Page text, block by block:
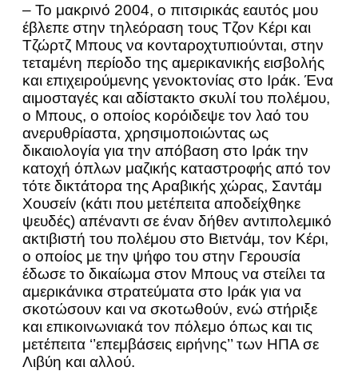
– To μακρινό 2004, ο πιτσιρικάς εαυτός μου
έβλεπε στην τηλεόραση τους Τζον Κέρι και
Τζώρτζ Μπους να κονταροχτυπιούνται, στην
τεταμένη περίοδο της αμερικανικής εισβολής
και επιχειρούμενης γενοκτονίας στο Ιράκ. Ένα
αιμοσταγές και αδίστακτο σκυλί του πολέμου,
ο Μπους, ο οποίος κορόιδεψε τον λαό του
ανερυθρίαστα, χρησιμοποιώντας ως
δικαιολογία για την απόβαση στο Ιράκ την
κατοχή όπλων μαζικής καταστροφής από τον
τότε δικτάτορα της Αραβικής χώρας, Σαντάμ
Χουσείν (κάτι που μετέπειτα αποδείχθηκε
ψευδές) απέναντι σε έναν δήθεν αντιπολεμικό
ακτιβιστή του πολέμου στο Βιετνάμ, τον Κέρι,
ο οποίος με την ψήφο του στην Γερουσία
έδωσε το δικαίωμα στον Μπους να στείλει τα
αμερικάνικα στρατεύματα στο Ιράκ για να
σκοτώσουν και να σκοτωθούν, ενώ στήριξε
και επικοινωνιακά τον πόλεμο όπως και τις
μετέπειτα ‘’επεμβάσεις ειρήνης’’ των ΗΠΑ σε
Λιβύη και αλλού.